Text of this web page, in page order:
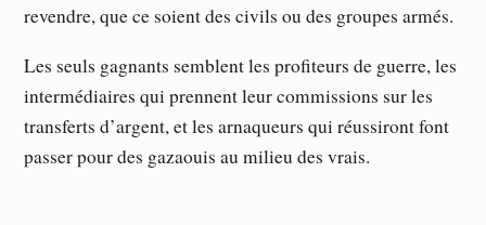
revendre, que ce soient des civils ou des groupes armés.
Les seuls gagnants semblent les profiteurs de guerre, les
intermédiaires qui prennent leur commissions sur les
transferts d’argent, et les arnaqueurs qui réussiront font
passer pour des gazaouis au milieu des vrais.